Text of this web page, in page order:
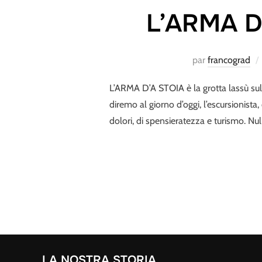
L’ARMA
par francograd
L’ARMA D’A STOIA è la grotta lassù
diremo al giorno d’oggi,
dolori, di spensieratezza e turismo.